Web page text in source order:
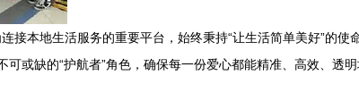
本地生活服务的重要平台，始终秉持“让生活简单美好”的使
或缺的“护航者”角色，确保每一份爱心都能精准、高效、透